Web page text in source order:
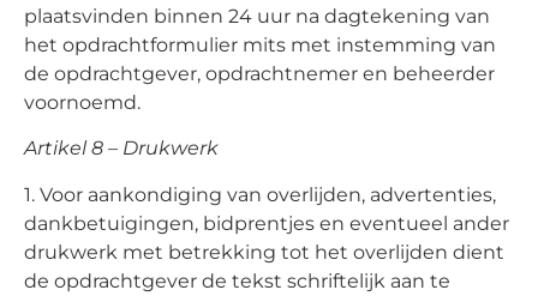
plaatsvinden binnen 24 uur na dagtekening van
het opdrachtformulier mits met instemming van
de opdrachtgever, opdrachtnemer en beheerder
voornoemd.
Artikel 8 – Drukwerk
1. Voor aankondiging van overlijden, advertenties,
dankbetuigingen, bidprentjes en eventueel ander
drukwerk met betrekking tot het overlijden dient
de opdrachtgever de tekst schriftelijk aan te